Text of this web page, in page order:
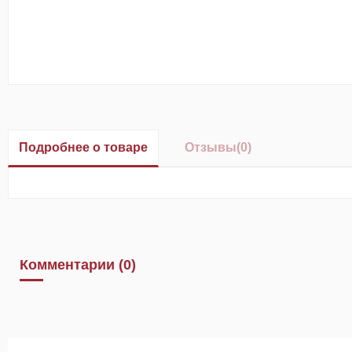
Подробнее о товаре Отзывы(0)
Комментарии (0)